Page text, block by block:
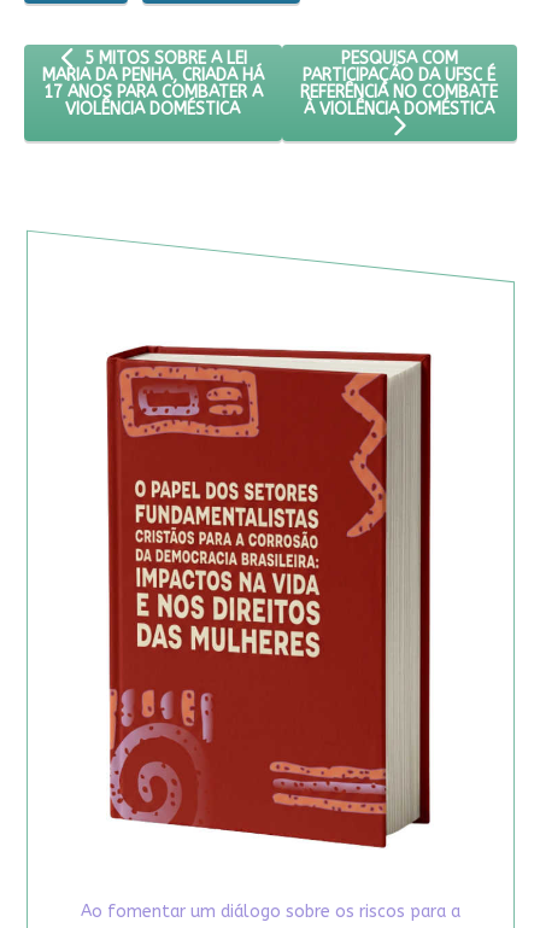
ARTIGO ANTERIOR: 5 MITOS SOBRE A LEI MARIA DA PENHA,
5 MITOS SOBRE A LEI
MARIA DA PENHA, CRIADA HÁ
17 ANOS PARA COMBATER A
VIOLÊNCIA DOMÉSTICA
PRÓXIMO ARTIGO:
PESQUISA COM
PARTICIPAÇÃO DA UFSC É
REFERÊNCIA NO COMBATE
À VIOLÊNCIA DOMÉSTICA
Ao fomentar um diálogo sobre os riscos para a